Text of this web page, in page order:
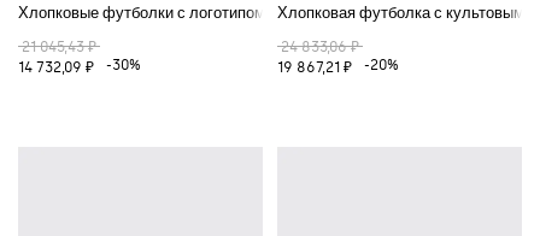
Хлопковые футболки с логотипом
21 045,43 ₽
14 732,09 ₽
-30%
Хлопковая футболка с культовым
24 833,06 ₽
19 867,21 ₽
-20%